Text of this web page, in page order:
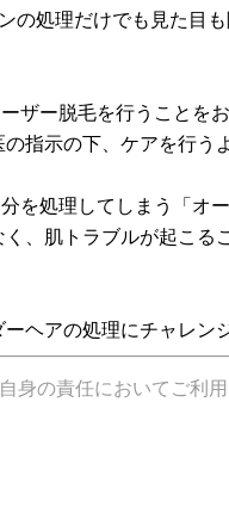
処理だけでも見た目
ザー脱毛を行うことを
指示の下、ケアを行う
を処理してしまう「オ
、肌トラブルが起こる
ヘアの処理にチャレン
の責任においてご利用